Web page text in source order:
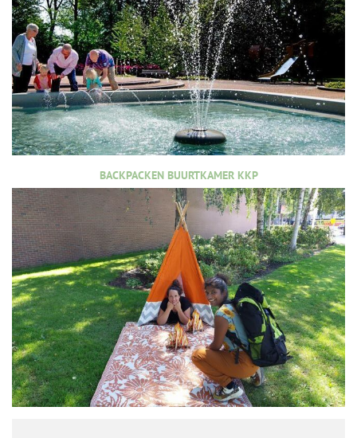
BACKPACKEN BUURTKAMER KKP